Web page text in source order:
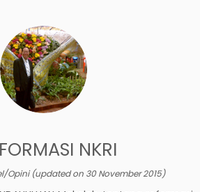
NKRI
Opini(updated on 30 November 2015)